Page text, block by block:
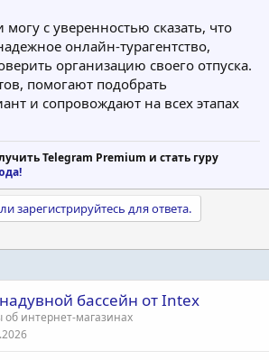
могу с уверенностью сказать, что
онлайн-турагентство,
организацию своего отпуска.
помогают подобрать
и сопровождают на всех этапах
Telegram Premium и стать гуру
зарегистрируйтесь для ответа.
бассейн от Intex
интернет-магазинах